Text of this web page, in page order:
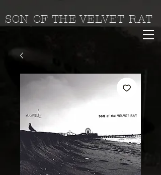
SON OF THE VELVET RAT